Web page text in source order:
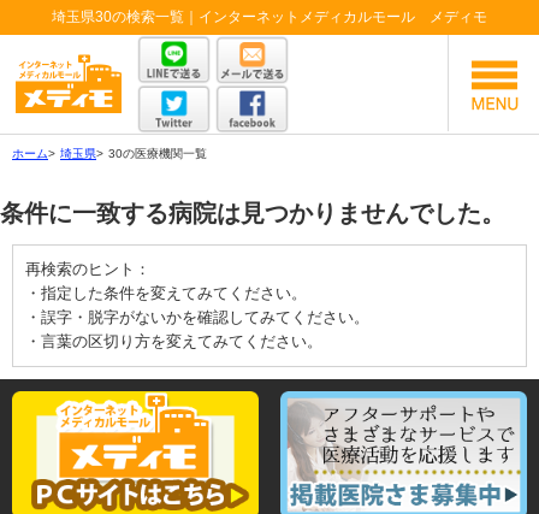
埼玉県30の検索一覧｜インターネットメディカルモール メディモ
ホーム> 埼玉県> 30の医療機関一覧
条件に一致する病院は見つかりませんでした。
再検索のヒント：
・指定した条件を変えてみてください。
・誤字・脱字がないかを確認してみてください。
・言葉の区切り方を変えてみてください。